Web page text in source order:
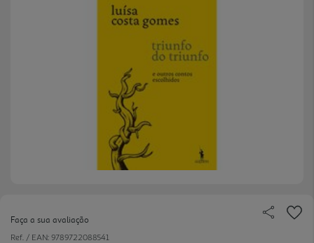
Faça a sua avaliação
Ref. / EAN: 9789722088541